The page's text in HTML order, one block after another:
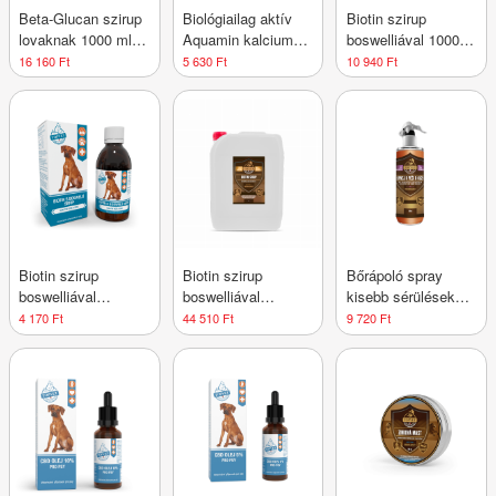
Beta-Glucan szirup
lovaknak 1000 ml –
Green idea
16 160 Ft
Biológiailag aktív
Aquamin kalcium
kutyáknak – 120
kapszula – Green
5 630 Ft
Biotin szirup
boswelliával 1000
ml – Green idea
10 940 Ft
Biotin szirup
boswelliával
kutyáknak 200 ml -
Green idea
4 170 Ft
Biotin szirup
boswelliával
lovaknak 5000 ml -
Green idea
44 510 Ft
Bőrápoló spray
kisebb sérülések
után lovaknak 500
ml – Green idea
9 720 Ft